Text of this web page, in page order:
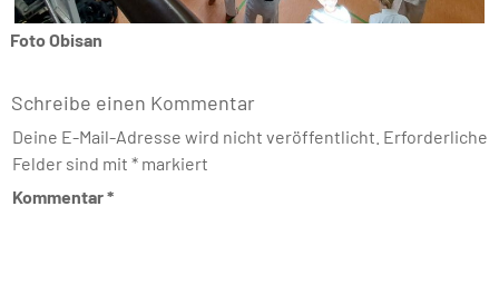
Foto Obisan
Schreibe einen Kommentar
Deine E-Mail-Adresse wird nicht veröffentlicht. Erforderliche
Felder sind mit *markiert
Kommentar*